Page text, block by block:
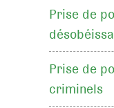
Prise de
Prise de
criminels